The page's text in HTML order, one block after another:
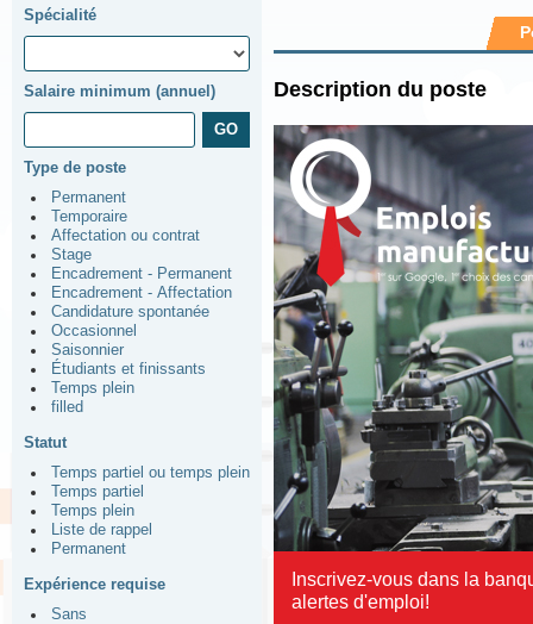
Spécialité
Salaire minimum (annuel)
Type de poste
Permanent
Temporaire
Affectation ou contrat
Stage
Encadrement - Permanent
Encadrement - Affectation
Candidature spontanée
Occasionnel
Saisonnier
Étudiants et finissants
Temps plein
filled
Statut
Temps partiel ou temps plein
Temps partiel
Temps plein
Liste de rappel
Permanent
Expérience requise
Sans
Description du poste
Inscrivez-vous dans la
alertes d'emploi!